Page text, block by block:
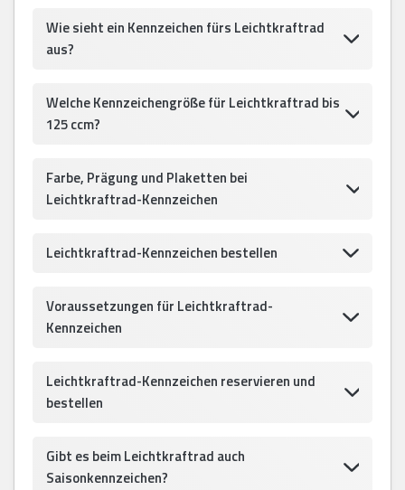
Wie sieht ein Kennzeichen fürs Leichtkraftrad
aus?
Welche Kennzeichengröße für Leichtkraftrad bis
125 ccm?
Farbe, Prägung und Plaketten bei
Leichtkraftrad-Kennzeichen
Leichtkraftrad-Kennzeichen bestellen
Voraussetzungen für Leichtkraftrad-
Kennzeichen
Leichtkraftrad-Kennzeichen reservieren und
bestellen
Gibt es beim Leichtkraftrad auch
Saisonkennzeichen?